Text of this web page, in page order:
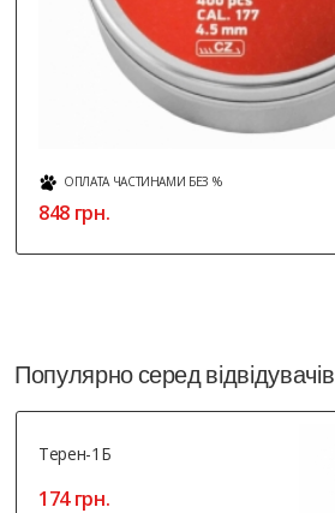
ОПЛАТА ЧАСТИНАМИ БЕЗ %
848 грн.
Популярно серед відвідувачів
Терен-1Б
174 грн.